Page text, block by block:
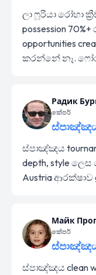
ලා ෆූරියා රෝහා
possession
opportunities
කරන්නේ නෑ. ෆෝරා
Радик
කේපර්
ස්පාඤ්ඤය
depth, style ලෙස
Austria ආරක්ෂාව
Майк
කේපර්
ස්පාඤ්ඤය
ස්පාඤ්ඤය clean